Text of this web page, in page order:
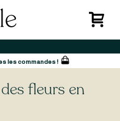
les commandes !
fleurs en